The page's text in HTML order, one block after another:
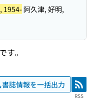
1954-阿久津, 好明,
す。
書誌情報を一括出力 RSS
RSS